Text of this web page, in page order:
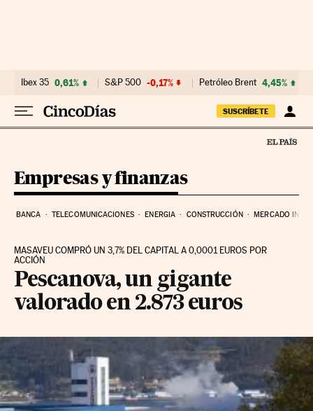
Ibex 35 0,61% S&P 500 -0,17% Petróleo Brent 4,45%
SUSCRÍBETE
Empresas y finanzas
BANCA TELECOMUNICACIONES ENERGIA CONSTRUCCIÓN MERCADO
MASAVEU COMPRÓ UN 3,7% DEL CAPITAL A 0,0001 EUROS POR
ACCIÓN
Pescanova, un gigante
valorado en 2.873 euros